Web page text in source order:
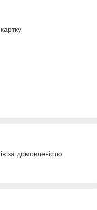
за домовленістю